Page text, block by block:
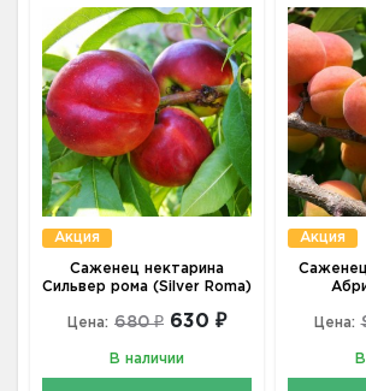
Акция
Саженец нектарина
Сильвер рома (Silver Roma)
Цена: 680 ₽ 630 ₽
В наличии
Акция
Саженец
Цена: